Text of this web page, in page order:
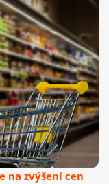
na zvýšení cen